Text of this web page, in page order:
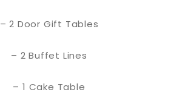
– 2 Door Gift Tables
– 2 Buffet Lines
– 1 Cake Table